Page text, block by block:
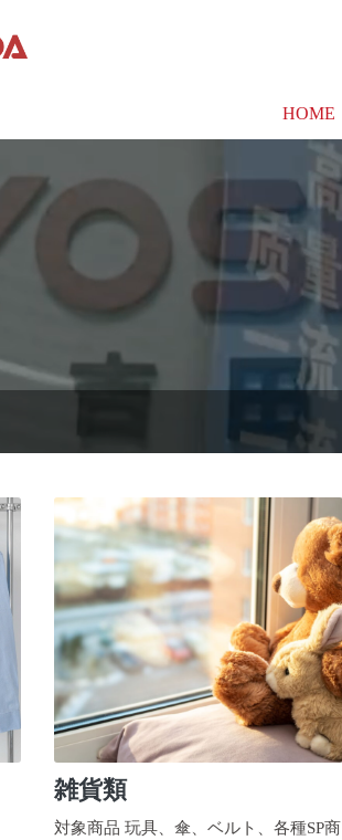
HOME
雑貨類
対象商品 玩具、傘、ベルト、各種SP商